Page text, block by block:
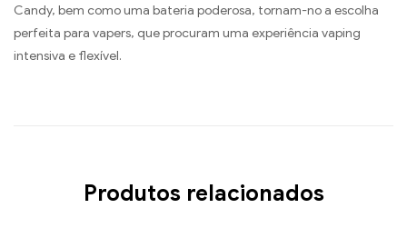
Candy, bem como uma bateria poderosa, tornam-no a escolha
perfeita para vapers, que procuram uma experiência vaping
intensiva e flexível.
Produtos relacionados